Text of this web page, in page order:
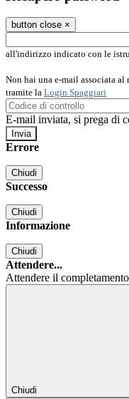
button close ×
all'indirizzo indicato con le
Non hai una e-mail associata
tramite la Login Spaggiari
E-mail inviata, si prega di
Errore
Chiudi
Successo
Chiudi
Informazione
Chiudi
Attendere...
Attendere il
Chiudi